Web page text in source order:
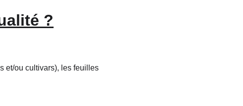
?
et/ou cultivars), les feuilles